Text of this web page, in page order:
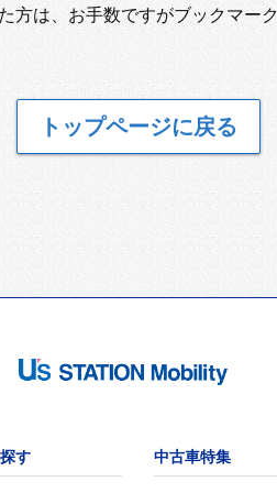
方は、お手数ですがブックマー
トップページに戻る
す 中古車特集